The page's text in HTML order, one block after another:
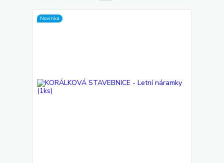
Novinka